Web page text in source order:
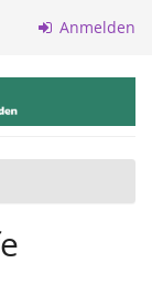
Anmelden